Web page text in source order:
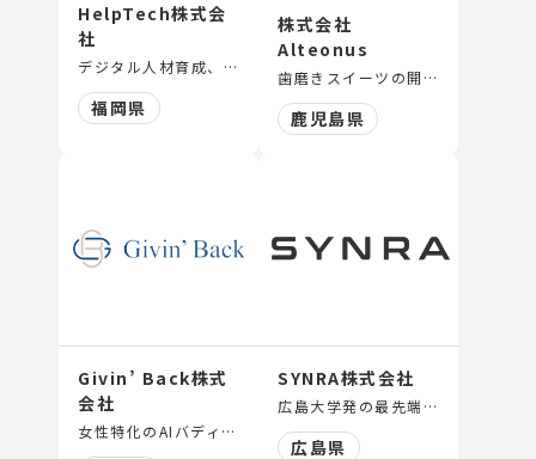
HelpTech株式会
社
デジタル人材育成、DX教育研修の提供、DXコンサルティング、補助金・助成金コンサルティング、システム開発、経営コンサルティング
福岡県
株式会社
Alteonus
歯磨きスイーツの開発・販売
鹿児島県
Givin’ Back株式
会社
女性特化のAIバディの開発・提供、次世代リーダーシップトレーニング、組織力強化プログラム、生成AI活用の組織定着コンサルティング
SYNRA株式会社
広島大学発の最先端研究から生まれた革新的なエッジAI振動イメージング技術の開発
広島県